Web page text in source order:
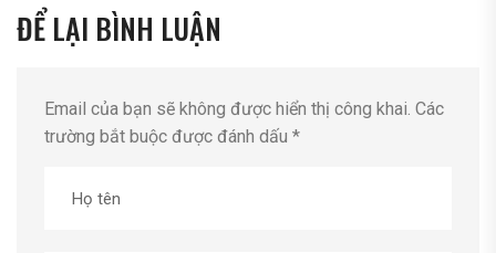
ĐỂ LẠI BÌNH LUẬN
Email của bạn sẽ không được hiển thị công khai. Các
trường bắt buộc được đánh dấu *